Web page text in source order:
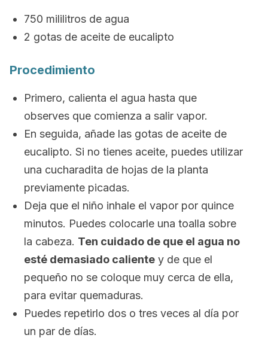
750 mililitros de agua
2 gotas de aceite de eucalipto
Procedimiento
Primero, calienta el agua hasta que
observes que comienza a salir vapor.
En seguida, añade las gotas de aceite de
eucalipto. Si no tienes aceite, puedes utilizar
una cucharadita de hojas de la planta
previamente picadas.
Deja que el niño inhale el vapor por quince
minutos. Puedes colocarle una toalla sobre
la cabeza. Ten cuidado de que el agua no
esté demasiado caliente y de que el
pequeño no se coloque muy cerca de ella,
para evitar quemaduras.
Puedes repetirlo dos o tres veces al día por
un par de días.